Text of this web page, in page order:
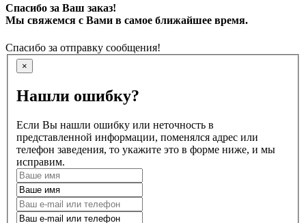
Спасибо за Ваш заказ!
Мы свяжемся с Вами в самое ближайшее время.
Спасибо за отправку сообщения!
×
Нашли ошибку?
Если Вы нашли ошибку или неточность в
представленной информации, поменялся адрес или
телефон заведения, то укажите это в форме ниже, и мы
исправим.